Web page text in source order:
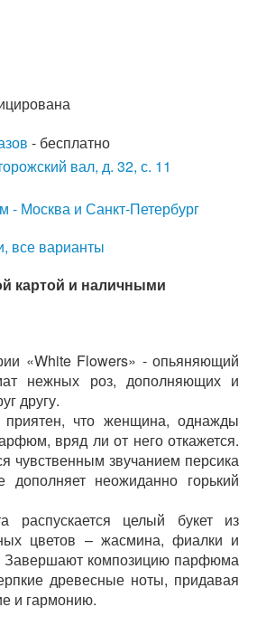
- бесплатно
вал, д. 32, с. 11
- Москва и Санкт-Петербург
все варианты
картой и наличными
«White Flowers» - опьяняющий
нежных роз, дополняющих и
другу.
приятен, что женщина, однажды
вряд ли от него откажется.
чувственным звучанием персика
дополняет неожиданно горький
распускается целый букет из
цветов – жасмина, фиалки и
Завершают композицию парфюма
древесные ноты, придавая
и гармонию.